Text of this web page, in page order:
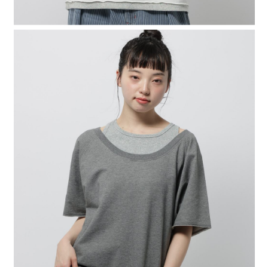
１．透過由恩沛科技股份有限公司提供之「AFTEE先享後付」服務完成之交
易，需依本服務之必要範圍內提供個人資料，並將交易相關給付款項請求債
權轉讓予恩沛科技股份有限公司。
２．關於個人資料處理事宜，請瀏覽以下網址：
３．未成年的使用者請事先徵得法定代理人或監護人之同意方可使用
「AFTEE先享後付」，若未經同意申辦者引起之損失，本公司不負相關責
４．使用「AFTEE先享後付」時，將依據個別帳號之用戶狀況，依本公司即
時審查核予不同之上限額度；若仍有額度不足之情形，本公司將視審查結果
５．嚴禁一人註冊多個帳號或使用他人資訊註冊。若發現惡意使用之情形，
恩沛科技股份有限公司將有權停止該用戶之使用額度並採取法律行動。